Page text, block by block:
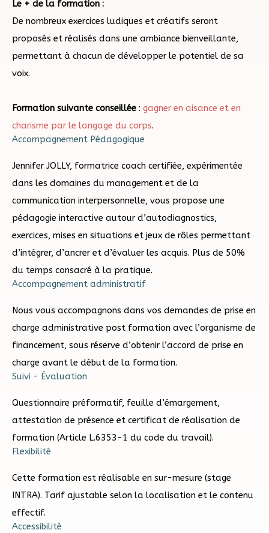
Le + de la formation :
De nombreux exercices ludiques et créatifs seront
proposés et réalisés dans une ambiance bienveillante,
permettant à chacun de développer le potentiel de sa
voix.
Formation suivante conseillée : gagner en aisance et en
charisme par le langage du corps.
Accompagnement Pédagogique
Jennifer JOLLY, formatrice coach certifiée, expérimentée
dans les domaines du management et de la
communication interpersonnelle, vous propose une
pédagogie interactive autour d’autodiagnostics,
exercices, mises en situations et jeux de rôles permettant
d’intégrer, d’ancrer et d’évaluer les acquis. Plus de 50%
du temps consacré à la pratique.
Accompagnement administratif
Nous vous accompagnons dans vos demandes de prise en
charge administrative post formation avec l’organisme de
financement, sous réserve d’obtenir l’accord de prise en
charge avant le début de la formation.
Suivi - Évaluation
Questionnaire préformatif, feuille d’émargement,
attestation de présence et certificat de réalisation de
formation (Article L.6353-1 du code du travail).
Flexibilité
Cette formation est réalisable en sur-mesure (stage
INTRA). Tarif ajustable selon la localisation et le contenu
effectif.
Accessibilité